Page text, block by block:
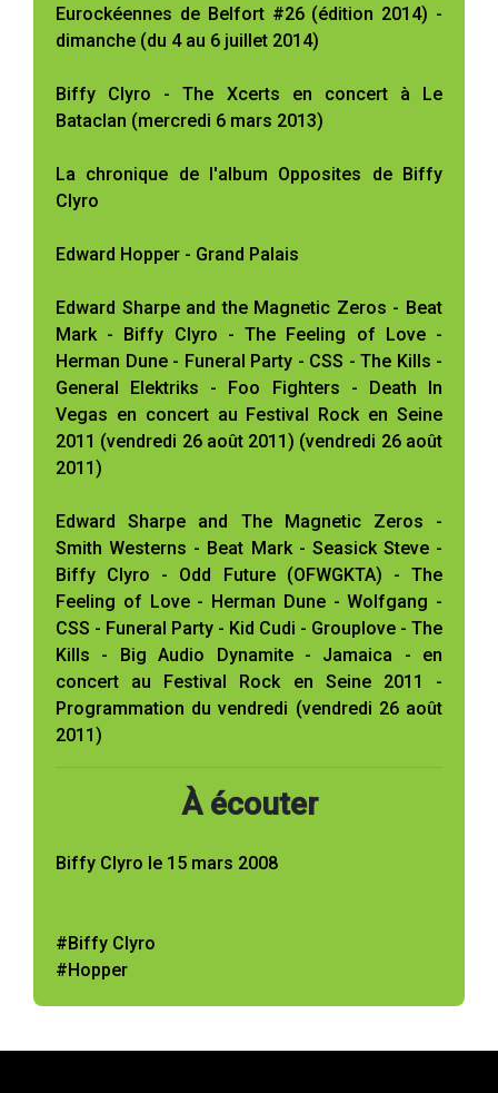
Eurockéennes de Belfort #26 (édition 2014) -
dimanche (du 4 au 6 juillet 2014)
Biffy Clyro - The Xcerts en concert à Le
Bataclan (mercredi 6 mars 2013)
La chronique de l'album Opposites de Biffy
Clyro
Edward Hopper - Grand Palais
Edward Sharpe and the Magnetic Zeros - Beat
Mark - Biffy Clyro - The Feeling of Love -
Herman Dune - Funeral Party - CSS - The Kills -
General Elektriks - Foo Fighters - Death In
Vegas en concert au Festival Rock en Seine
2011 (vendredi 26 août 2011) (vendredi 26 août
2011)
Edward Sharpe and The Magnetic Zeros -
Smith Westerns - Beat Mark - Seasick Steve -
Biffy Clyro - Odd Future (OFWGKTA) - The
Feeling of Love - Herman Dune - Wolfgang -
CSS - Funeral Party - Kid Cudi - Grouplove - The
Kills - Big Audio Dynamite - Jamaica - en
concert au Festival Rock en Seine 2011 -
Programmation du vendredi (vendredi 26 août
2011)
À écouter
Biffy Clyro le 15 mars 2008
#Biffy Clyro
#Hopper